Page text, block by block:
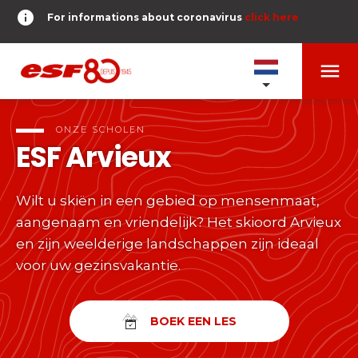
info For informations about coronavirus click here
menu
ONZE SCHOLEN expand_more
search
of
MEZELF GEOLOCALISEREN
TESTS ET ÉTOILES expand_more
Tests alpine skiën
Kinderen
Vanaf Piou-Piou tot Gouden Ster
Tieners en volwassenen
Alle niveaus
RESERVER expand_more
DERNIER-PLANTER-DE-BATON expand_more
timer RESULTATEN expand_more
ONZE SCHOLEN
ESFArvieux
Wilt u skiën in een gebied op mensenmaat,
aangenaam en vriendelijk? Het skioord Arvieux
en zijn weelderige landschappen zijn ideaal
voor uw gezinsvakantie.
BOEK EEN LES